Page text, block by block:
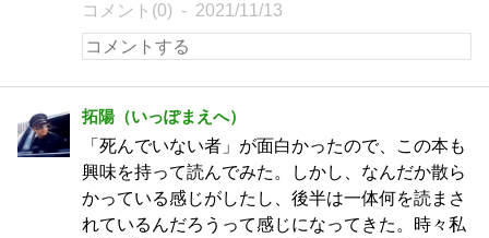
コメント(0) 2021/11/13
拓陽（いっぽまえへ）
「死んでいない者」が面白かったので、この本も
興味を持って読んでみた。しかし、なんだか散ら
かっている感じがしたし、後半は一体何を読まさ
れているんだろうって感じになってきた。時々私